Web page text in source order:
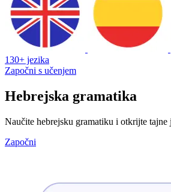
130+ jezika
Započni s učenjem
Hebrejska gramatika
Naučite hebrejsku gramatiku i otkrijte
Započni